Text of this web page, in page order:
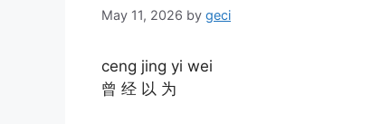
May 11, 2026 by geci
ceng jing yi wei
曾 经 以 为